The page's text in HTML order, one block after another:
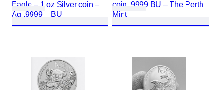
Eagle – 1 oz Silver coin –
Ag .9999 – BU
coin .9999 BU – The Perth
Mint